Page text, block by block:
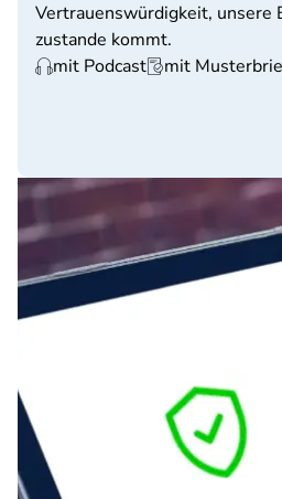
Vertrauenswürdigkeit, unsere
zustande kommt.
mit Podcast
mit